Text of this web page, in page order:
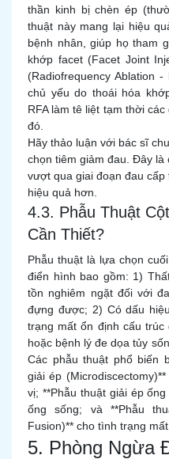
thần kinh bị chèn ép
thuật này mang lại hiệu
bệnh nhân, giúp họ tham
khớp facet (Facet Joint
(Radiofrequency Ablation
chủ yếu do thoái hóa
RFA làm tê liệt tạm thời
đó.
Hãy thảo luận với bác sĩ
chọn tiêm giảm đau. Đây là
vượt qua giai đoạn đau
hiệu quả hơn.
4.3. Phẫu Thuật
Cần Thiết?
Phẫu thuật là lựa chọn
điển hình bao gồm: 1)
tồn nghiêm ngặt đối với
đựng được; 2) Có dấu
trạng mất ổn định cấu
hoặc bệnh lý đe dọa tủy
Các phẫu thuật phổ biến
giải ép
vị; **Phẫu thuật giải ép
ống sống; và **Phẫu
Fusion)** cho tình trạng mất
5. Phòng Ngừa